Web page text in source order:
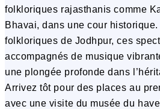
folkloriques rajasthanis comme
Bhavai, dans une cour
folkloriques de Jodhpur, ces
accompagnés de musique
une plongée profonde dans
Arrivez tôt pour des places au
avec une visite du musée du